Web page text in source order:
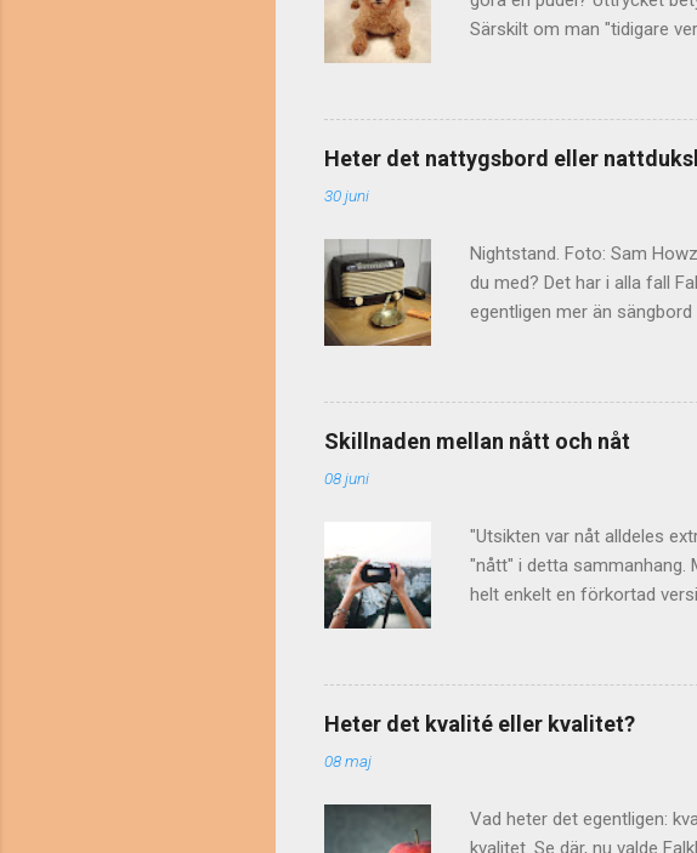
Särskilt om man "tidigare
Vid en presskonferens
uttrycket att statsrådet "
själv i en artikel om hur
underbara exempel på hur
Heter det nattygsbord eller
30 juni
Nightstand. Foto: Sam
du med? Det har i alla fall
egentligen mer än
Nattduksbord, som är det
nattduk som dåtidens
Skillnaden mellan nått och nåt
08 juni
"Utsikten var nåt alldeles
"nått" i detta sammanhang.
helt enkelt en förkortad
böjningsformen supinum.
Verbet nå böjs ju så här:
Heter det kvalité eller kvalitet?
08 maj
Vad heter det egentligen:
kvalitet. Se där, nu valde